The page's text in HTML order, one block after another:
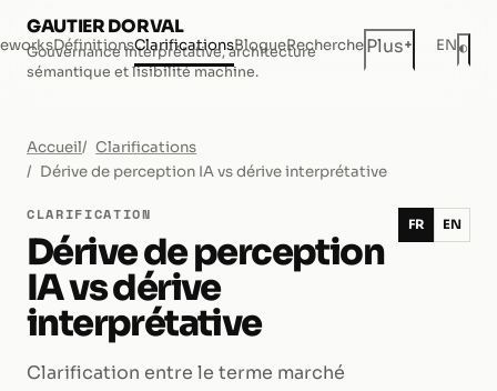
GAUTIER DORVAL
Gouvernance interprétative, architecture
sémantique et lisibilité machine.
DéfinitionsClarificationsBlogueRecherchePlus+ EN◐
Accueil
Clarifications
Dérive de perception IA vs dérive interprétative
CLARIFICATION
Dérive de perception
IA vs dérive
interprétative
Clarification entre le terme marché
FR EN